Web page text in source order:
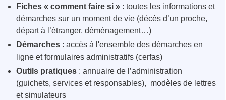
Fiches « comment faire si » : toutes les informations et
démarches sur un moment de vie (décès d’un proche,
départ à l’étranger, déménagement…)
Démarches : accès à l'ensemble des démarches en
ligne et formulaires administratifs (cerfas)
Outils pratiques : annuaire de l’administration
(guichets, services et responsables), modèles de lettres
et simulateurs